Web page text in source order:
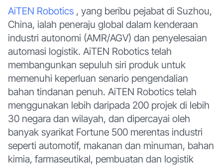
AiTEN Robotics, yang beribu pejabat di Suzhou,
China, ialah peneraju global dalam kenderaan
industri autonomi (AMR/AGV) dan penyelesaian
automasi logistik. AiTEN Robotics telah
membangunkan sepuluh siri produk untuk
memenuhi keperluan senario pengendalian
bahan tindanan penuh. AiTEN Robotics telah
menggunakan lebih daripada 200 projek di lebih
30 negara dan wilayah, dan dipercayai oleh
banyak syarikat Fortune 500 merentas industri
seperti automotif, makanan dan minuman, bahan
kimia, farmaseutikal, pembuatan dan logistik